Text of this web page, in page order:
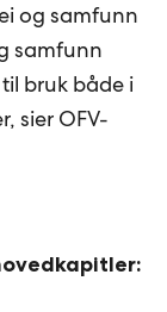
og samfunn
samfunn
bruk både i
sier OFV-